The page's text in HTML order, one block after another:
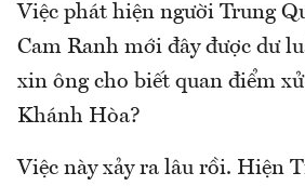
Việc phát hiện người Trung
Cam Ranh mới đây được dư
xin ông cho biết quan điểm
Khánh Hòa?
Việc này xảy ra lâu rồi. Hiện